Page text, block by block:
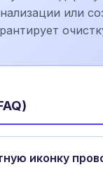
или
иконку